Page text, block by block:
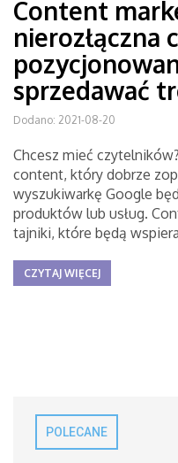
Content
nierozłączna
sprzedawać
Dodano: 2021-08-20
Chcesz mieć
content, który dobrze
wyszukiwarkę Google
produktów lub usług.
tajniki, które będą
CZYTAJ WIĘCEJ
POLECANE